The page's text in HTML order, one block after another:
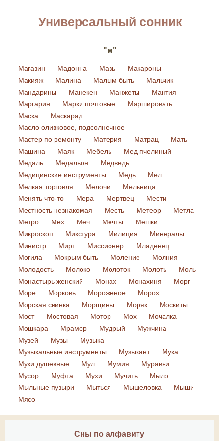
Универсальный сонник
"м"
Магазин Мадонна Мазь
Макароны
Макияж
Малина Малым быть
Мальчик
Мандарины
Манекен Манжеты
Мантия
Маргарин
Марки почтовые
Маршировать
Маска
Маскарад
Масло оливковое, подсолнечное
Мастер по ремонту
Материя Матрац
Мать
Машина
Маяк Мебель
Мед пчелиный
Медаль
Медальон
Медведь
Медицинские инструменты
Медь
Мел
Мелкая торговля
Мелочи
Мельница
Менять что-то
Мера Мертвец
Мести
Местность незнакомая
Месть Метеор
Метла
Метро
Мех Меч Мечты
Мешки
Микроскоп
Микстура Милиция
Минералы
Министр
Мирт Миссионер
Младенец
Могила
Мокрым быть Моление
Молния
Молодость
Молоко Молоток Молоть
Моль
Монастырь женский
Монах Монахиня
Морг
Море
Морковь Мороженое
Мороз
Морская свинка
Морщины Моряк
Москиты
Мост
Мостовая Мотор Мох
Мочалка
Мошкара
Мрамор Мудрый
Мужчина
Музей
Музы
Музыка
Музыкальные инструменты
Музыкант
Мука
Муки душевные
Мул Мумия
Муравьи
Мусор
Муфта Мухи Мучить
Мыло
Мыльные пузыри
Мыться Мышеловка
Мыши
Мясо
Сны по алфавиту